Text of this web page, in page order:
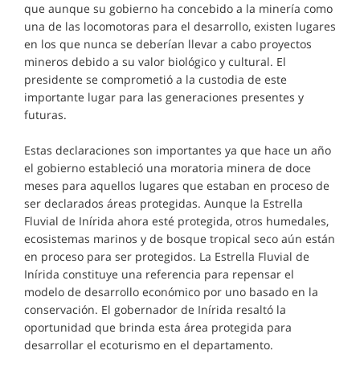
que aunque su gobierno ha concebido a la minería como
una de las locomotoras para el desarrollo, existen lugares
en los que nunca se deberían llevar a cabo proyectos
mineros debido a su valor biológico y cultural. El
presidente se comprometió a la custodia de este
importante lugar para las generaciones presentes y
futuras.
Estas declaraciones son importantes ya que hace un año
el gobierno estableció una moratoria minera de doce
meses para aquellos lugares que estaban en proceso de
ser declarados áreas protegidas. Aunque la Estrella
Fluvial de Inírida ahora esté protegida, otros humedales,
ecosistemas marinos y de bosque tropical seco aún están
en proceso para ser protegidos. La Estrella Fluvial de
Inírida constituye una referencia para repensar el
modelo de desarrollo económico por uno basado en la
conservación. El gobernador de Inírida resaltó la
oportunidad que brinda esta área protegida para
desarrollar el ecoturismo en el departamento.